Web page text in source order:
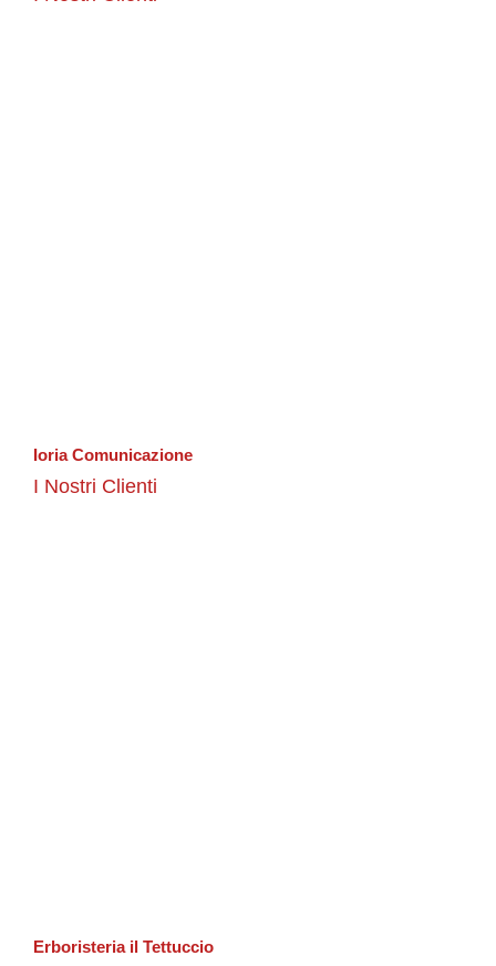
Ioria Comunicazione
I Nostri Clienti
Erboristeria il Tettuccio